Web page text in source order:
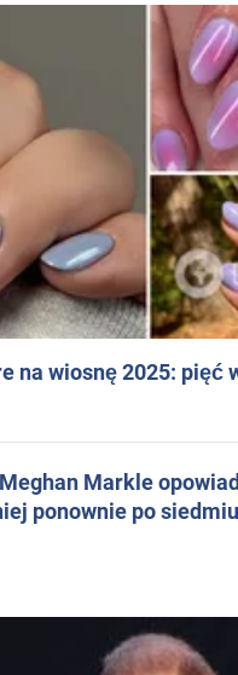
na wiosnę 2025: pięć
Markle
ponownie po